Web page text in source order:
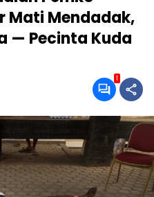
Mati Mendadak,
— Pecinta Kuda
1